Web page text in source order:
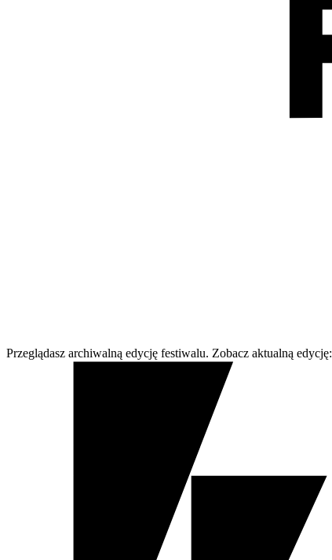
Przeglądasz archiwalną edycję festiwalu. Zobacz aktualną edycję: